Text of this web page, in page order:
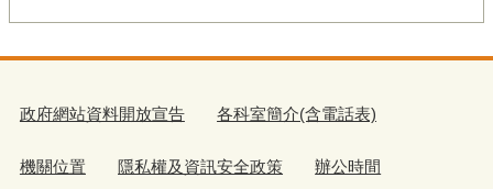
政府網站資料開放宣告 各科室簡介(含電話表)
機關位置 隱私權及資訊安全政策 辦公時間